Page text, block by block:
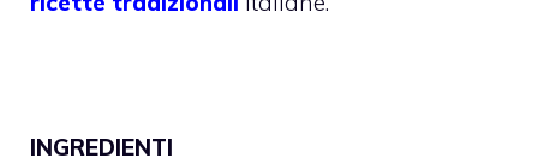
INGREDIENTI